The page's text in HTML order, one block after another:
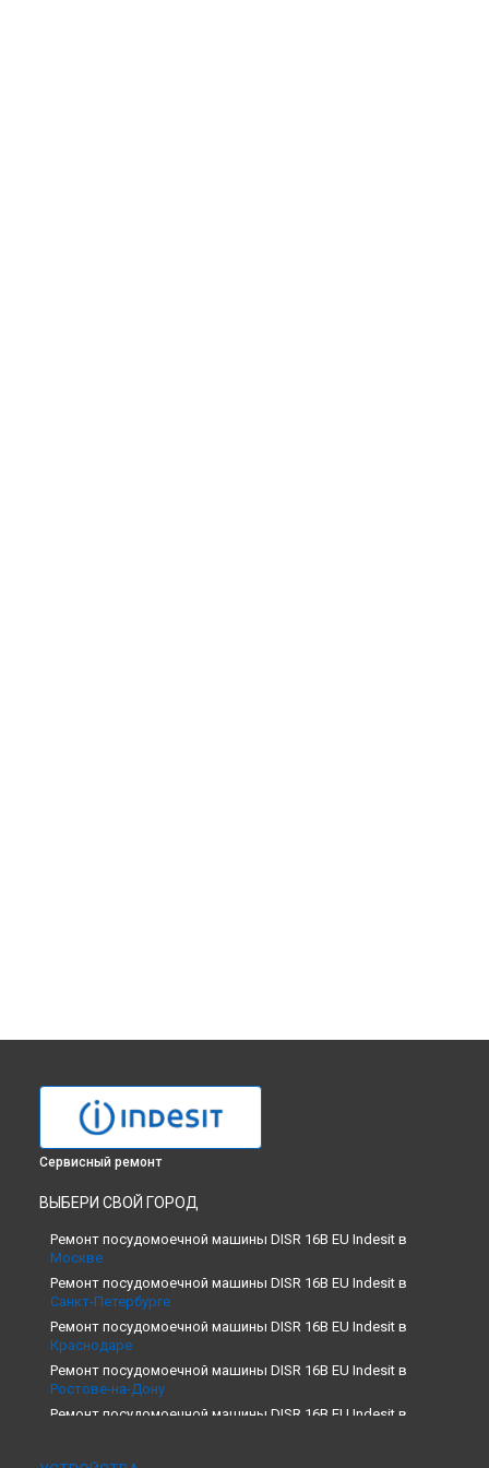
Сервисный ремонт
ВЫБЕРИ СВОЙ ГОРОД
Ремонт посудомоечной машины DISR 16B EU Indesit в
Москве
Ремонт посудомоечной машины DISR 16B EU Indesit в
Санкт-Петербурге
Ремонт посудомоечной машины DISR 16B EU Indesit в
Краснодаре
Ремонт посудомоечной машины DISR 16B EU Indesit в
Ростове-на-Дону
Ремонт посудомоечной машины DISR 16B EU Indesit в
Ремонт посудомоечной машины DISR 16B EU Indesit в